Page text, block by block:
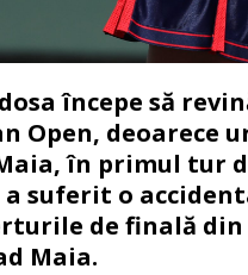
începe să
Open, deoarece
în primul tur
a suferit o
de finală
Maia.